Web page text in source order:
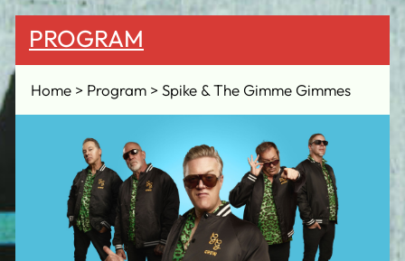
PROGRAM
Home Program Spike & The Gimme Gimmes